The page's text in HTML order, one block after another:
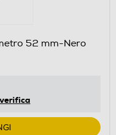
52 mm-Nero
verifica